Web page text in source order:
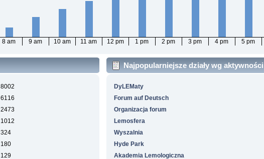
8 am 9 am 10 am 11 am 12 pm 1 pm 2 pm 3 pm 4 pm 5 pm
8002
6116
2473
1012
324
180
129
Najpopularniejsze działy wg aktywności
DyLEMaty
Forum auf Deutsch
Organizacja forum
Lemosfera
Wyszalnia
Hyde Park
Akademia Lemologiczna